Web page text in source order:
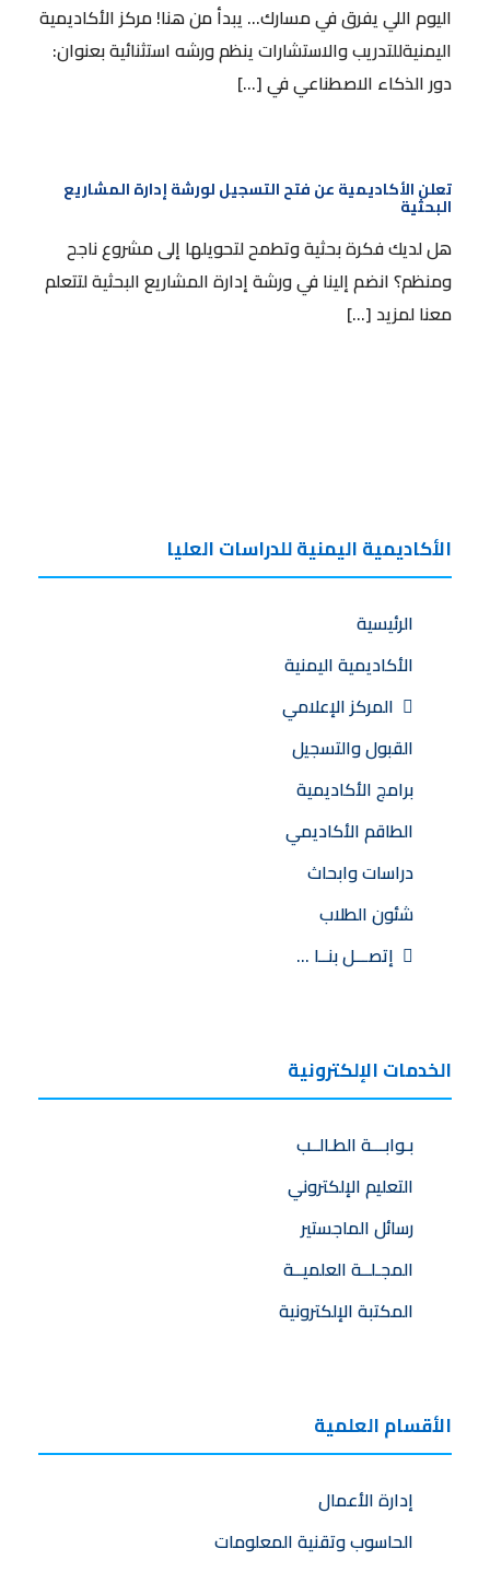
اليوم اللي يفرق في مسارك… يبدأ من هنا! مركز الأكاديمية
اليمنيةللتدريب والاستشارات ينظم ورشه استثنائية بعنوان:
دور الذكاء الاصطناعي في […]
البحثية
تعلن الأكاديمية عن فتح التسجيل لورشة إدارة المشاريع
البحثية
هل لديك فكرة بحثية وتطمح لتحويلها إلى مشروع ناجح
ومنظم؟ انضم إلينا في ورشة إدارة المشاريع البحثية لتتعلم
معنا لمزيد […]
الأكاديمية اليمنية للدراسات العليا
الرئيسية
الأكاديمية اليمنية
المركز الإعلامي
القبول والتسجيل
برامج الأكاديمية
الطاقم الأكاديمي
دراسات وابحاث
شئون الطلاب
إتصـــل بنــا …
الخدمات الإلكترونية
بـوابـــة الطـالــب
التعليم الإلكتروني
رسائل الماجستير
المجـلــة العلميــة
المكتبة الإلكترونية
الأقسام العلمية
إدارة الأعمال
الحاسوب وتقنية المعلومات